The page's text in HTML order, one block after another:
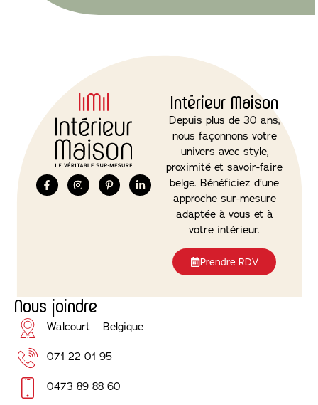
Intérieur Maison
Depuis plus de 30 ans,
nous façonnons votre
univers avec style,
proximité et savoir-faire
belge. Bénéficiez d’une
approche sur-mesure
adaptée à vous et à
votre intérieur.
Prendre RDV
Nous joindre
Walcourt – Belgique
071 22 01 95
0473 89 88 60